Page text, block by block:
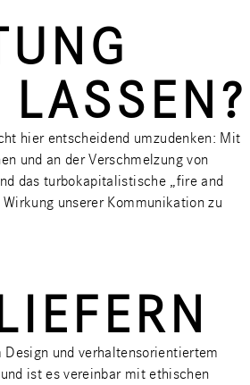
hier entscheidend umzudenken: Mit
und an der Verschmelzung von
das turbokapitalistische „fire and
unserer Kommunikation zu
und verhaltensorientiertem
ist es vereinbar mit ethischen